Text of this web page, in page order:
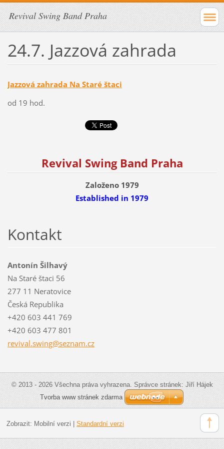
Revival Swing Band Praha
24.7. Jazzová zahrada
Jazzová zahrada Na Staré štaci
od 19 hod.
Revival Swing Band Praha
Založeno 1979
Established in 1979
Kontakt
Antonín Šilhavý
Na Staré štaci 56
277 11 Neratovice
Česká Republika
+420 603 441 769
+420 603 477 801
revival.swing@seznam.cz
© 2013 - 2026 Všechna práva vyhrazena. Správce stránek: Jiří Hájek
Tvorba www stránek zdarma
Zobrazit: Mobilní verzi Standardní verzi